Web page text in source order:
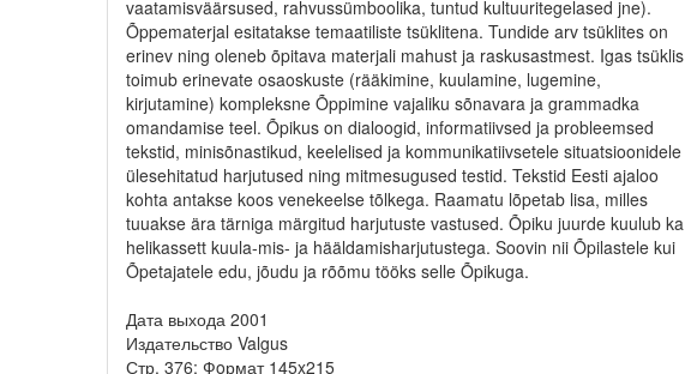
vaatamisväärsused, rahvussümboolika, tuntud kultuuritegelased jne).
Õppematerjal esitatakse temaatiliste tsüklitena. Tundide arv tsüklites on
erinev ning oleneb õpitava materjali mahust ja raskusastmest. Igas tsüklis
toimub erinevate osaoskuste (rääkimine, kuulamine, lugemine,
kirjutamine) kompleksne Õppimine vajaliku sõnavara ja grammadka
omandamise teel. Õpikus on dialoogid, informatiivsed ja probleemsed
tekstid, minisõnastikud, keelelised ja kommunikatiivsetele situatsioonidele
ülesehitatud harjutused ning mitmesugused testid. Tekstid Eesti ajaloo
kohta antakse koos venekeelse tõlkega. Raamatu lõpetab lisa, milles
tuuakse ära tärniga märgitud harjutuste vastused. Õpiku juurde kuulub ka
helikassett kuula-mis- ja hääldamisharjutustega. Soovin nii Õpilastele kui
Õpetajatele edu, jõudu ja rõõmu tööks selle Õpikuga.
Дата выхода 2001
Издательство Valgus
Стр. 376; Фoрмат 145x215